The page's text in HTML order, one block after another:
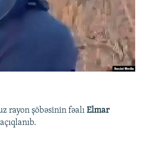
rayon şöbəsinin fəalı Elmar